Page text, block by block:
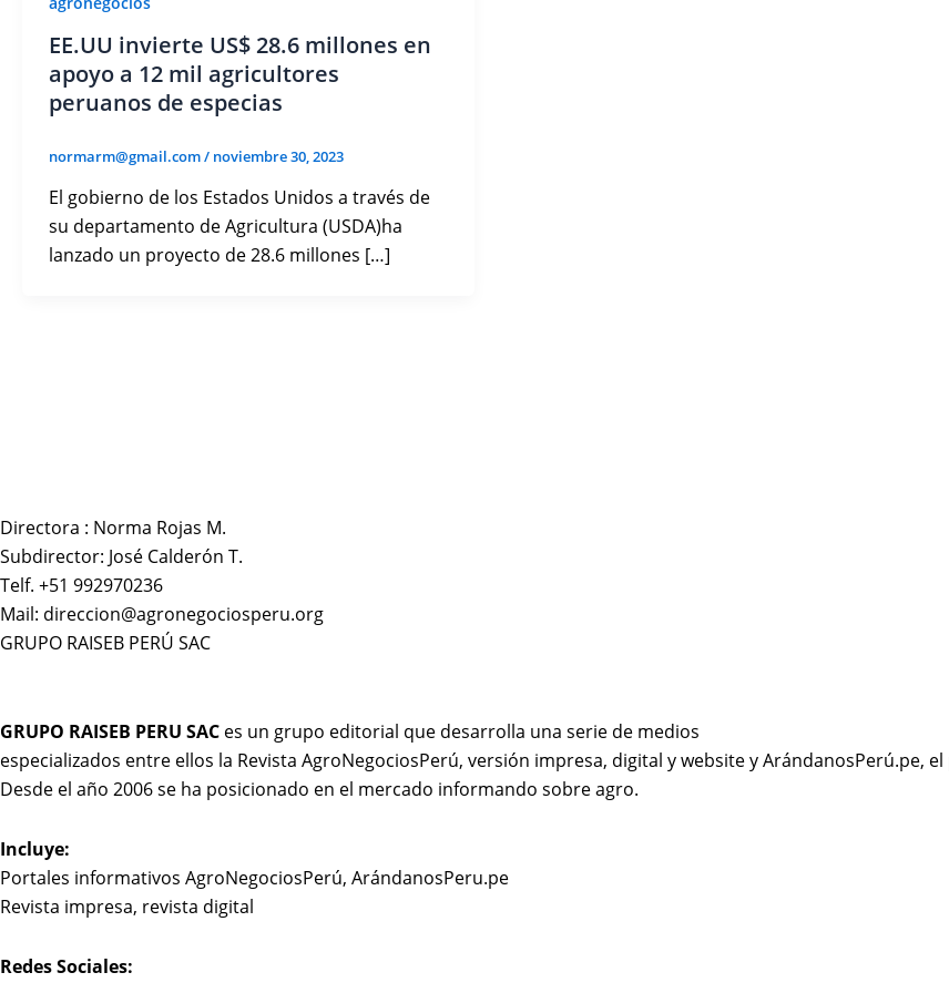
EE.UU invierte US$ 28.6 millones en
apoyo a 12 mil agricultores
peruanos de especias
normarm@gmail.com/ noviembre 30, 2023
El gobierno de los Estados Unidos a través de
su departamento de Agricultura (USDA)ha
lanzado un proyecto de 28.6 millones […]
Directora : Norma Rojas M.
Subdirector: José Calderón T.
Telf. +51 992970236
Mail: direccion@agronegociosperu.org
GRUPO RAISEB PERÚ SAC
GRUPO RAISEB PERU SAC es un grupo editorial que desarrolla una serie de medios
especializados entre ellos la Revista AgroNegociosPerú, versión impresa, digital y website y ArándanosPerú.pe,
Desde el año 2006 se ha posicionado en el mercado informando sobre agro.
Incluye:
Portales informativos AgroNegociosPerú, ArándanosPeru.pe
Revista impresa, revista digital
Redes Sociales: